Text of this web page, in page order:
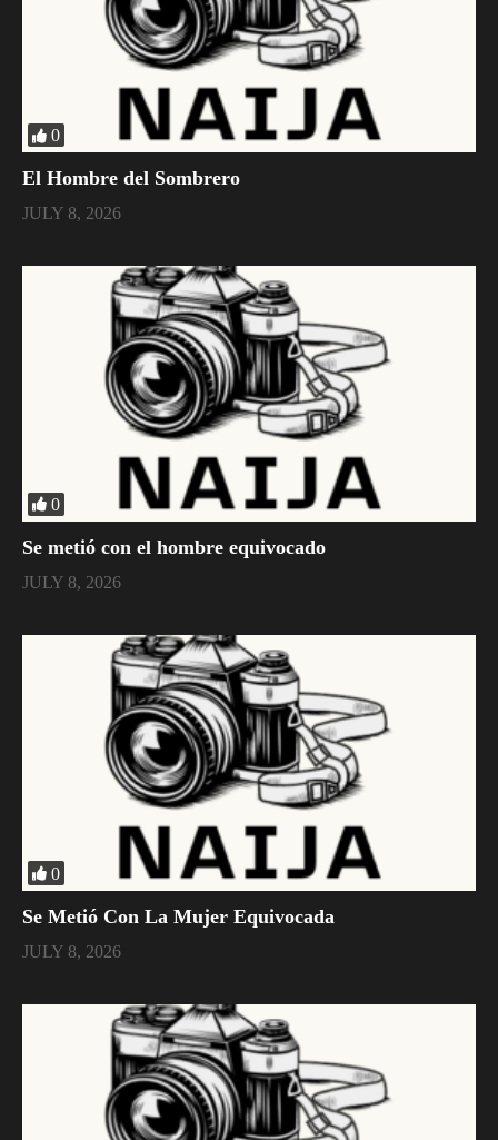
0
El Hombre del Sombrero
JULY 8, 2026
0
Se metió con el hombre equivocado
JULY 8, 2026
0
Se Metió Con La Mujer Equivocada
JULY 8, 2026